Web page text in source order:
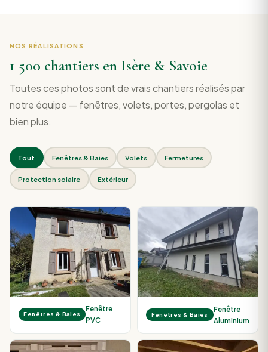
NOS RÉALISATIONS
1 500 chantiers en Isère & Savoie
Toutes ces photos sont de vrais chantiers réalisés par
notre équipe — fenêtres, volets, portes, pergolas et
bien plus.
Tout Fenêtres & Baies Volets Fermetures
Protection solaire Extérieur
Fenêtres & Baies
Fenêtre
PVC
Fenêtres & Baies
Fenêtre
Aluminium